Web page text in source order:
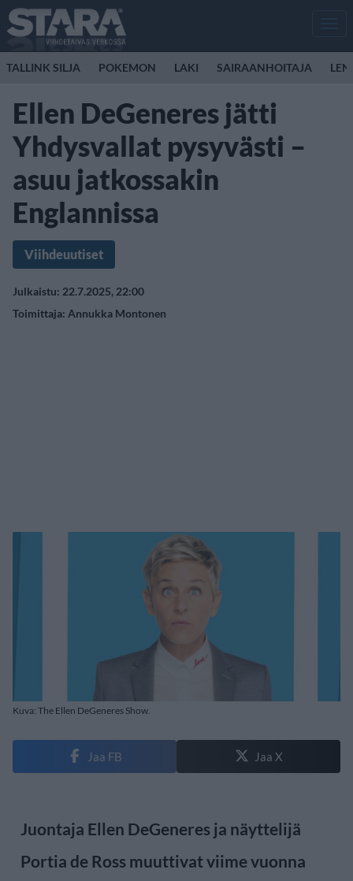
TALLINK SILJA POKEMON LAKI SAIRAANHOITAJA
Ellen DeGeneres jätti
Yhdysvallat pysyvästi –
asuu jatkossakin
Englannissa
Viihdeuutiset
Julkaistu: 22.7.2025, 22:00
Toimittaja: Annukka Montonen
Kuva: The Ellen DeGeneres Show.
Jaa FB Jaa X
Juontaja Ellen DeGeneres ja näyttelijä
Portia de Ross muuttivat viime vuonna